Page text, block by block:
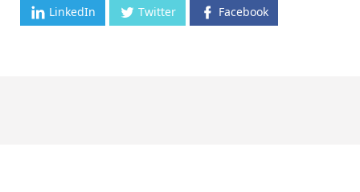
LinkedIn Twitter Facebook